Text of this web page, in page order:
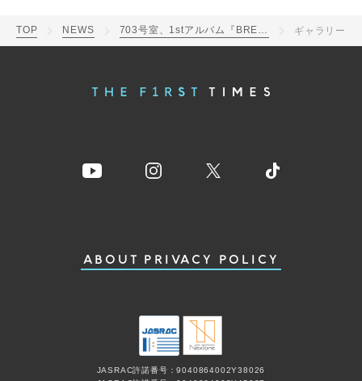
TOP NEWS 703号室、1stアルバム『BREAK』詳細公開。先行配信＆アルバム予約イベント決定 ギャラリー
ABOUT PRIVACY POLICY
JASRAC許諾番号：9040864002Y38026